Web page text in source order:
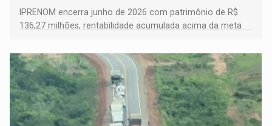
IPRENOM encerra junho de 2026 com patrimônio de R$
136,27 milhões, rentabilidade acumulada acima da meta